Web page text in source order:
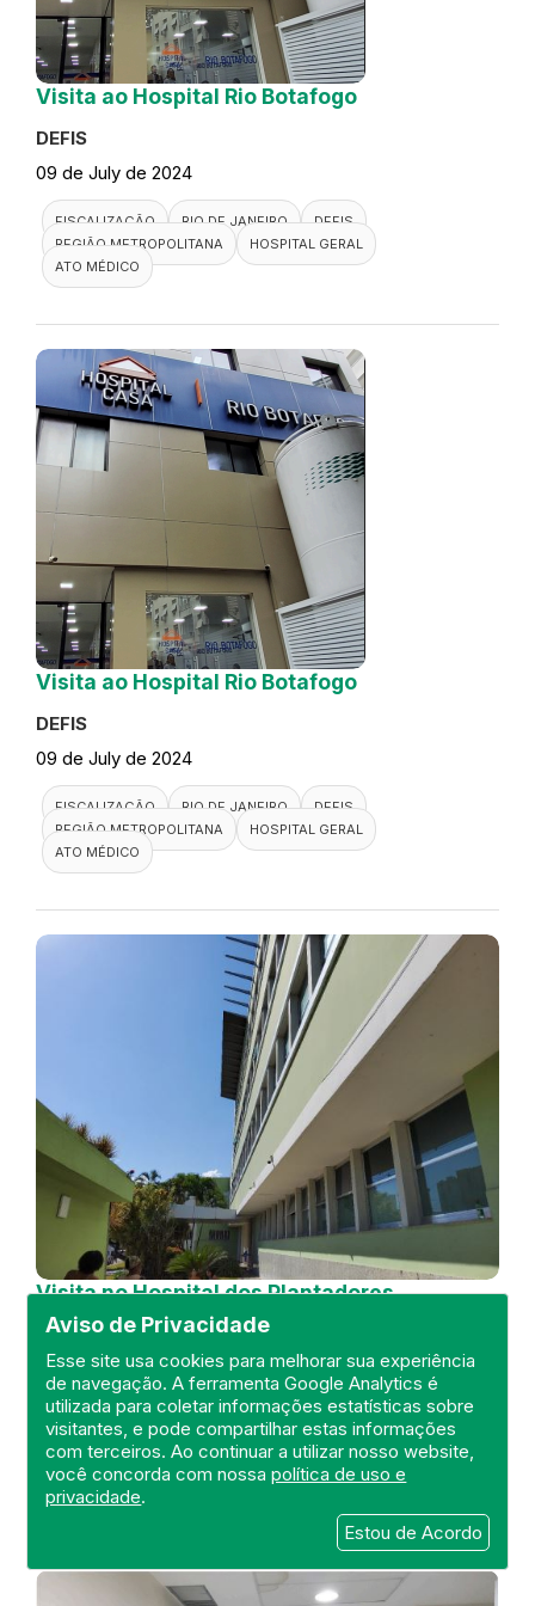
Aviso de Privacidade
Esse site usa cookies para melhorar sua experiência
de navegação. A ferramenta Google Analytics é
utilizada para coletar informações estatísticas sobre
visitantes, e pode compartilhar estas informações
com terceiros. Ao continuar a utilizar nosso website,
você concorda com nossapolítica de uso e
privacidade.
Estou de Acordo
Visita ao Hospital Rio Botafogo
DEFIS
09 de July de 2024
FISCALIZAÇÃO RIO DE JANEIRO
DEFIS
REGIÃO METROPOLITANA
HOSPITAL GERAL
ATO MÉDICO
Visita ao Hospital Rio Botafogo
DEFIS
09 de July de 2024
FISCALIZAÇÃO RIO DE JANEIRO
DEFIS
REGIÃO METROPOLITANA
HOSPITAL GERAL
ATO MÉDICO
Visita no Hospital dos Plantadores
de Cana
DEFIS
04 de July de 2024
FISCALIZAÇÃO
RIO DE JANEIRO
HOSPITAL GERAL
ATO MÉDICO
REGIÃO NORTE